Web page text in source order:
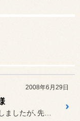
2008年6月29日